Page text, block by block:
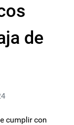
de
cumplir con